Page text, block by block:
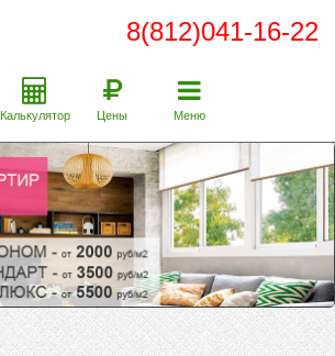
8(812)041-16-22
Калькулятор Цены Меню